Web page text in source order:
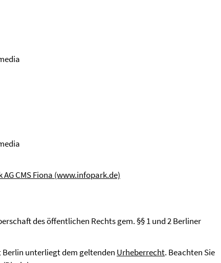
AG CMS Fiona (www.infopark.de)
des öffentlichen Rechts gem. §§ 1 und 2 Berliner
Berlin unterliegt dem geltenden Urheberrecht. Beachten Sie